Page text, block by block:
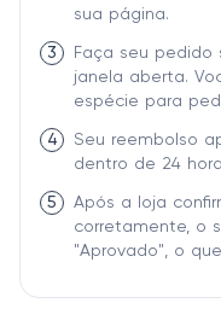
sua página.
3
Faça seu pedido
janela aberta.
espécie para
4
Seu reembolso
dentro de 24
5
Após a loja
corretamente, o
"Aprovado", o